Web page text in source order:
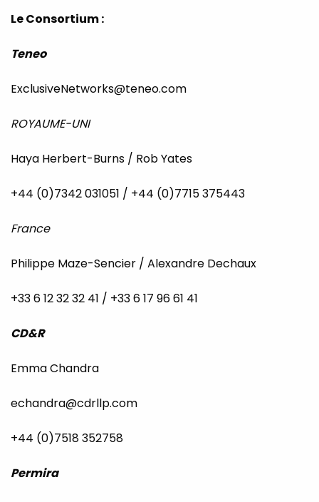
Le Consortium :
Teneo
ExclusiveNetworks@teneo.com
ROYAUME-UNI
Haya Herbert-Burns / Rob Yates
+44 (0)7342 031051 / +44 (0)7715 375443
France
Philippe Maze-Sencier / Alexandre Dechaux
+33 6 12 32 32 41 / +33 6 17 96 61 41
CD&R
Emma Chandra
echandra@cdrllp.com
+44 (0)7518 352758
Permira